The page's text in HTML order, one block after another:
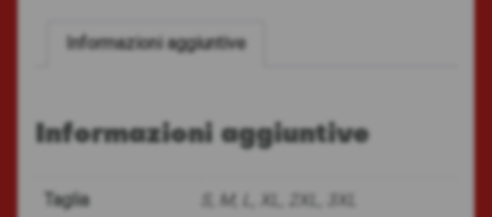
Informazioni aggiuntive
Informazioni aggiuntive
Taglia S, M, L, XL, 2XL, 3XL